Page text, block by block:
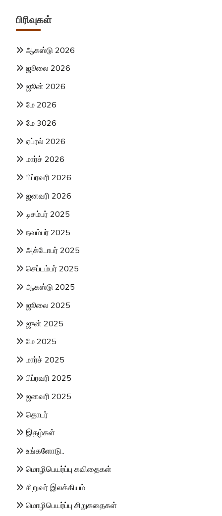
பிரிவுகள்
ஆகஸ்டு 2026
ஜூலை 2026
ஜூன் 2026
மே 2026
மே 3026
ஏப்ரல் 2026
மார்ச் 2026
பிப்ரவரி 2026
ஜனவரி 2026
டிசம்பர் 2025
நவம்பர் 2025
அக்டோபர் 2025
செப்டம்பர் 2025
ஆகஸ்டு 2025
ஜூலை 2025
ஜுன் 2025
மே 2025
மார்ச் 2025
பிப்ரவரி 2025
ஜனவரி 2025
தொடர்
இதழ்கள்
உங்களோடு..
மொழிபெயர்ப்பு கவிதைகள்
சிறுவர் இலக்கியம்
மொழிபெயர்ப்பு சிறுகதைகள்